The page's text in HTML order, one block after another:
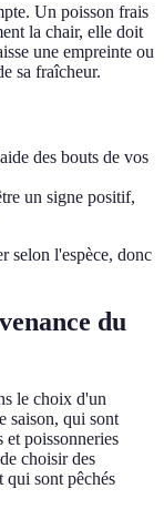
Un poisson frais
la chair, elle doit
une empreinte ou
sa fraîcheur.
des bouts de vos
un signe positif,
selon l'espèce, donc
du
le choix d'un
saison, qui sont
et poissonneries
choisir des
qui sont pêchés